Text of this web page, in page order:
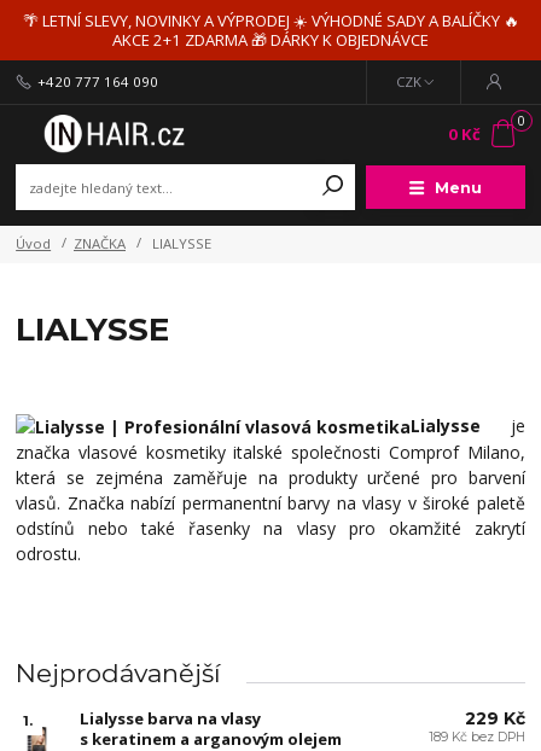
🌴 LETNÍ SLEVY, NOVINKY A VÝPRODEJ ☀️ VÝHODNÉ SADY A BALÍČKY 🔥
AKCE 2+1 ZDARMA 🎁 DÁRKY K OBJEDNÁVCE
Menu
CZK
+420 777 164 090
0
0 Kč
Úvod ZNAČKA LIALYSSE
LIALYSSE
Lialysse je
značka vlasové kosmetiky italské společnosti Comprof Milano,
která se zejména zaměřuje na produkty určené pro barvení
vlasů. Značka nabízí permanentní barvy na vlasy v široké paletě
odstínů nebo také řasenky na vlasy pro okamžité zakrytí
odrostu.
Nejprodávanější
1.
Lialysse barva na vlasy
s keratinem a arganovým olejem
229 Kč
189 Kč bez DPH